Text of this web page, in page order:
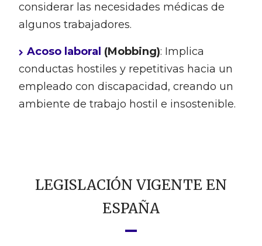
considerar las necesidades médicas de
algunos trabajadores.
Acoso laboral (Mobbing): Implica
conductas hostiles y repetitivas hacia un
empleado con discapacidad, creando un
ambiente de trabajo hostil e insostenible.
LEGISLACIÓN VIGENTE EN
ESPAÑA